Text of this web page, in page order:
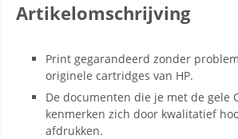
Artikelomschrijving
Print gegarandeerd zonder
originele cartridges van HP.
De documenten die je met de gele
kenmerken zich door kwalitatief
afdrukken.